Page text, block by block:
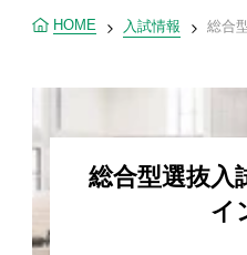
HOME 入試情報 総合
総合型選抜入
イ